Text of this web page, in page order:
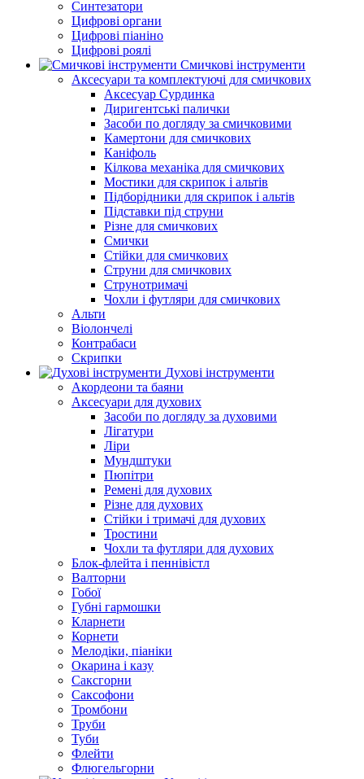
Синтезатори
Цифрові органи
Цифрові піаніно
Цифрові роялі
Смичкові інструменти
Аксесуари та комплектуючі для смичкових
Аксесуар Сурдинка
Диригентські палички
Засоби по догляду за смичковими
Камертони для смичкових
Каніфоль
Кілкова механіка для смичкових
Мостики для скрипок і альтів
Підборiдники для скрипок і альтів
Підставки під струни
Різне для смичкових
Смички
Стійки для смичкових
Струни для смичкових
Струнотримачі
Чохли і футляри для смичкових
Альти
Віолончелі
Контрабаси
Скрипки
Духові інструменти
Акордеони та баяни
Аксесуари для духових
Засоби по догляду за духовими
Лігатури
Ліри
Мундштуки
Пюпітри
Ремені для духових
Різне для духових
Стійки і тримачі для духових
Тростини
Чохли та футляри для духових
Блок-флейта і пеннівістл
Валторни
Гобої
Губні гармошки
Кларнети
Корнети
Мелодіки, піаніки
Окарина і казу
Саксгорни
Саксофони
Тромбони
Труби
Туби
Флейти
Флюгельгорни